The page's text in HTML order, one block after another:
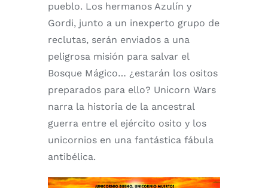
pueblo. Los hermanos Azulín y
Gordi, junto a un inexperto grupo de
reclutas, serán enviados a una
peligrosa misión para salvar el
Bosque Mágico… ¿estarán los ositos
preparados para ello? Unicorn Wars
narra la historia de la ancestral
guerra entre el ejército osito y los
unicornios en una fantástica fábula
antibélica.